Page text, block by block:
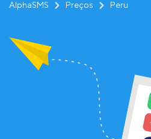
AlphaSMS Preços Peru